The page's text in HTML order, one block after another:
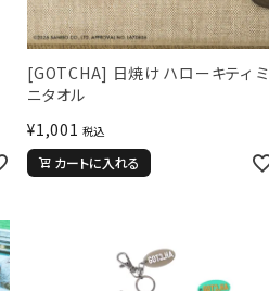
[GOTCHA] 日焼け ハローキティ ミ
ニタオル
¥1,001 税込
カートに入れる